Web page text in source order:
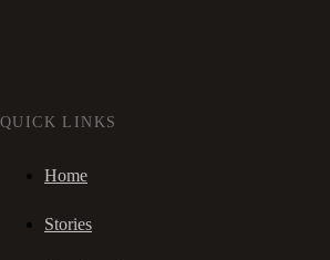
QUICK LINKS
Home
Stories